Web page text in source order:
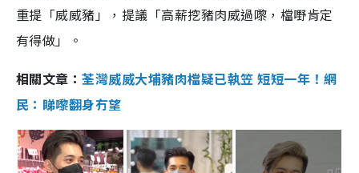
重提「威威豬」，提議「高薪挖豬肉威過嚟，檔嘢肯定
有得做」。
相關文章：荃灣威威大埔豬肉檔疑已執笠 短短一年！網
民：睇嚟翻身冇望